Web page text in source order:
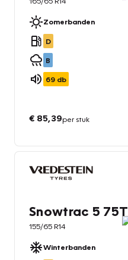
Zomerbanden
D
B
69 db
€ 85,39per stuk
Snowtrac 5 75T
155/65 R14
Winterbanden